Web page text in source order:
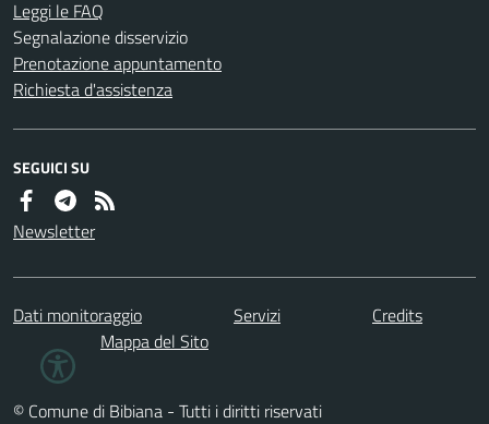
Leggi le FAQ
Segnalazione disservizio
Prenotazione appuntamento
Richiesta d'assistenza
SEGUICI SU
Newsletter
Dati monitoraggio Servizi
Credits
Mappa del Sito
© Comune di Bibiana - Tutti i diritti riservati